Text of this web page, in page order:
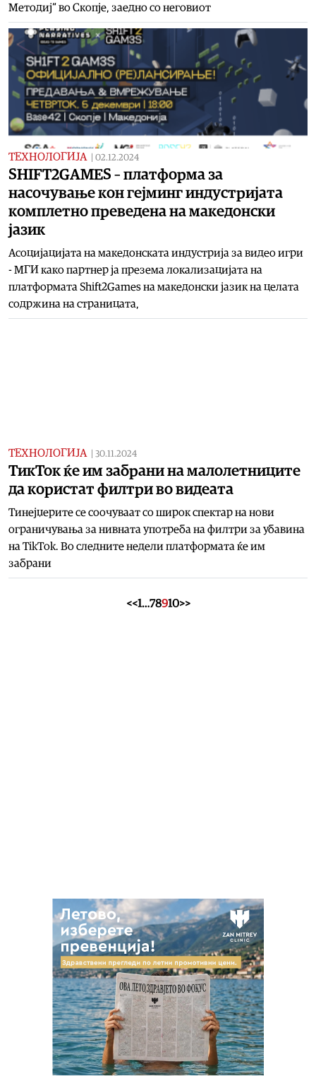
Методиј“ во Скопје, заедно со неговиот
ТЕХНОЛОГИЈА 02.12.2024
SHIFT2GAMES – платформа за
насочување кон гејминг индустријата
комплетно преведена на македонски
јазик
Асоцијацијата на македонската индустрија за видео игри
- МГИ како партнер ја презема локализацијата на
платформата Shift2Games на македонски јазик на целата
содржина на страницата,
ТЕХНОЛОГИЈА 30.11.2024
ТикТок ќе им забрани на малолетниците
да користат филтри во видеата
Тинејџерите се соочуваат со широк спектар на нови
ограничувања за нивната употреба на филтри за убавина
на TikTok. Во следните недели платформата ќе им
забрани
<<1…78910>>